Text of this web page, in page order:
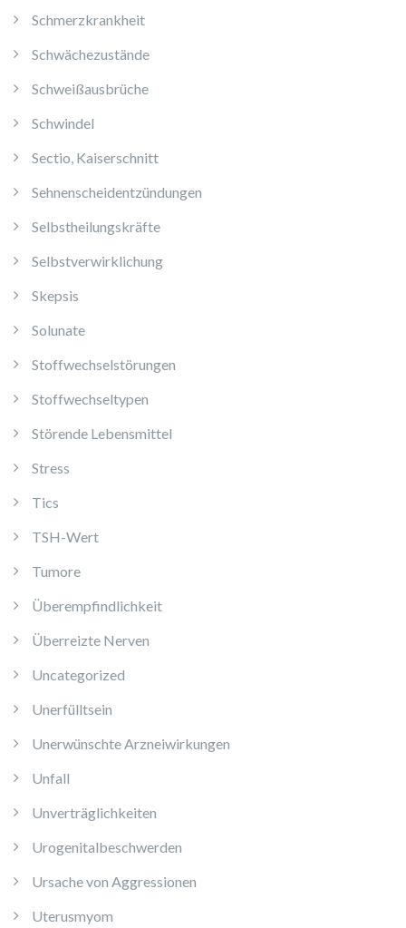
Schmerzkrankheit
Schwächezustände
Schweißausbrüche
Schwindel
Sectio, Kaiserschnitt
Sehnenscheidentzündungen
Selbstheilungskräfte
Selbstverwirklichung
Skepsis
Solunate
Stoffwechselstörungen
Stoffwechseltypen
Störende Lebensmittel
Stress
Tics
TSH-Wert
Tumore
Überempfindlichkeit
Überreizte Nerven
Uncategorized
Unerfülltsein
Unerwünschte Arzneiwirkungen
Unfall
Unverträglichkeiten
Urogenitalbeschwerden
Ursache von Aggressionen
Uterusmyom